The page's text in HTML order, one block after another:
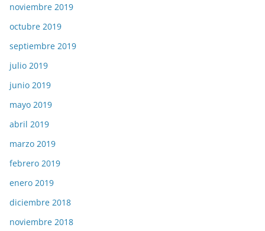
noviembre 2019
octubre 2019
septiembre 2019
julio 2019
junio 2019
mayo 2019
abril 2019
marzo 2019
febrero 2019
enero 2019
diciembre 2018
noviembre 2018